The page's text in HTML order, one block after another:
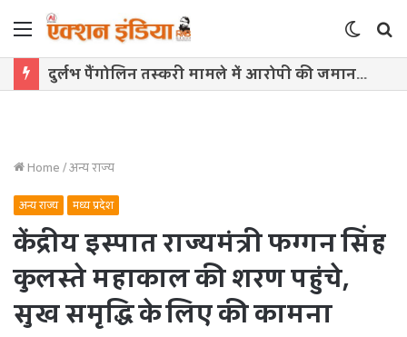
Menu
Switch
skin
दुर्लभ पैंगोलिन तस्करी मामले में आरोपी की जमानत याचिका खारिज
Home/अन्य राज्य
अन्य राज्य मध्य प्रदेश
केंद्रीय इस्पात राज्यमंत्री फग्गन सिंह
कुलस्ते महाकाल की शरण पहुंचे,
सुख समृद्धि के लिए की कामना